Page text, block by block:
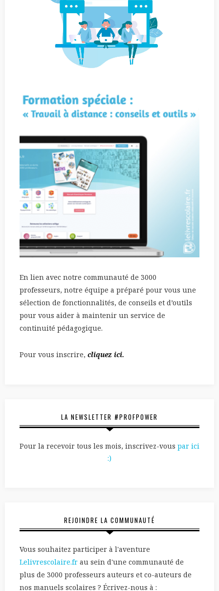
En lien avec notre communauté de 3000
professeurs, notre équipe a préparé pour vous une
sélection de fonctionnalités, de conseils et d’outils
pour vous aider à maintenir un service de
continuité pédagogique.
Pour vous inscrire, cliquez ici.
LA NEWSLETTER #PROFPOWER
Pour la recevoir tous les mois, inscrivez-vous par ici
:)
REJOINDRE LA COMMUNAUTÉ
Vous souhaitez participer à l'aventure
Lelivrescolaire.fr au sein d'une communauté de
plus de 3000 professeurs auteurs et co-auteurs de
nos manuels scolaires ? Écrivez-nous à :